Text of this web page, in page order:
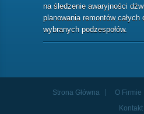
na śledzenie awaryjności
planowania remontów
wybranych podzespołów.
Strona Główna O Firmie
Kontakt